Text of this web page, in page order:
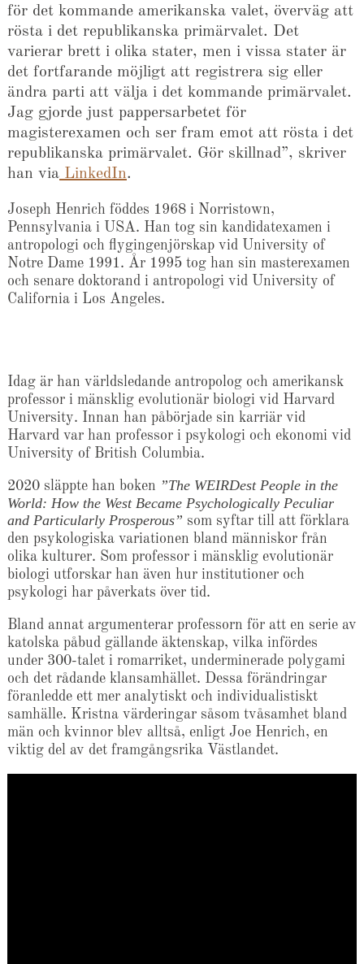
för det kommande amerikanska valet, överväg att
rösta i det republikanska primärvalet. Det
varierar brett i olika stater, men i vissa stater är
det fortfarande möjligt att registrera sig eller
ändra parti att välja i det kommande primärvalet.
Jag gjorde just pappersarbetet för
magisterexamen och ser fram emot att rösta i det
republikanska primärvalet. Gör skillnad”, skriver
han via LinkedIn.
Joseph Henrich föddes 1968 i Norristown,
Pennsylvania i USA. Han tog sin kandidatexamen i
antropologi och flygingenjörskap vid University of
Notre Dame 1991. År 1995 tog han sin masterexamen
och senare doktorand i antropologi vid University of
California i Los Angeles.
Idag är han världsledande antropolog och amerikansk
professor i mänsklig evolutionär biologi vid Harvard
University. Innan han påbörjade sin karriär vid
Harvard var han professor i psykologi och ekonomi vid
University of British Columbia.
2020 släppte han boken ”The WEIRDest People in the
World: How the West Became Psychologically Peculiar
and Particularly Prosperous” som syftar till att förklara
den psykologiska variationen bland människor från
olika kulturer. Som professor i mänsklig evolutionär
biologi utforskar han även hur institutioner och
psykologi har påverkats över tid.
Bland annat argumenterar professorn för att en serie av
katolska påbud gällande äktenskap, vilka infördes
under 300-talet i romarriket, underminerade polygami
och det rådande klansamhället. Dessa förändringar
föranledde ett mer analytiskt och individualistiskt
samhälle. Kristna värderingar såsom tvåsamhet bland
män och kvinnor blev alltså, enligt Joe Henrich, en
viktig del av det framgångsrika Västlandet.